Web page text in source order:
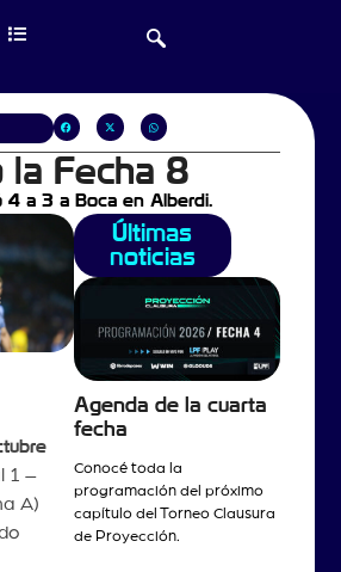
la Fecha 8
4 a 3 a Boca en Alberdi.
1 –
A)
Últimas
noticias
Agenda de la cuarta
fecha
Conocé toda la
programación del próximo
capítulo del Torneo Clausura
de Proyección.